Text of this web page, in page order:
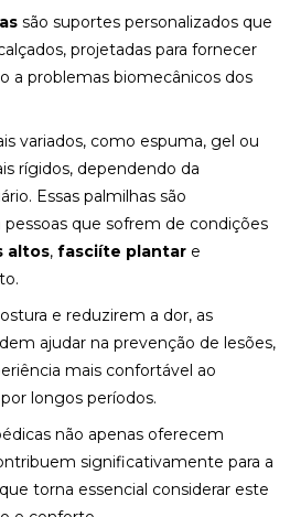
são suportes personalizados que
projetadas para fornecer
a problemas biomecânicos dos
variados, como espuma, gel ou
rígidos, dependendo da
Essas palmilhas são
que sofrem de condições
altos,fasciíte plantar e
e reduzirem a dor, as
ajudar na prevenção de lesões,
mais confortável ao
longos períodos.
não apenas oferecem
significativamente para a
torna essencial considerar este
A SAÚDE
DE VIDA
NATURAL
ALÍVIO EFICAZ
DA MOBILIDADE
DA MOBILIDADE
osteopatia nervo ciático
fascite plantar
palmilha para pé chato
preço
quiropraxia
cervical
quiropraxia nervo ciático
quiropraxia para nervo ciático